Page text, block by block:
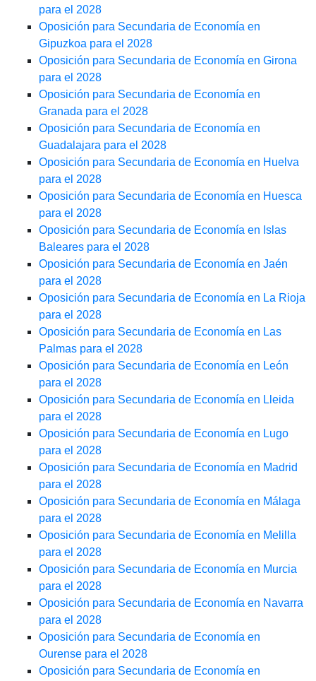
para el 2028
Oposición para Secundaria de Economía en
Gipuzkoa para el 2028
Oposición para Secundaria de Economía en Girona
para el 2028
Oposición para Secundaria de Economía en
Granada para el 2028
Oposición para Secundaria de Economía en
Guadalajara para el 2028
Oposición para Secundaria de Economía en Huelva
para el 2028
Oposición para Secundaria de Economía en Huesca
para el 2028
Oposición para Secundaria de Economía en Islas
Baleares para el 2028
Oposición para Secundaria de Economía en Jaén
para el 2028
Oposición para Secundaria de Economía en La Rioja
para el 2028
Oposición para Secundaria de Economía en Las
Palmas para el 2028
Oposición para Secundaria de Economía en León
para el 2028
Oposición para Secundaria de Economía en Lleida
para el 2028
Oposición para Secundaria de Economía en Lugo
para el 2028
Oposición para Secundaria de Economía en Madrid
para el 2028
Oposición para Secundaria de Economía en Málaga
para el 2028
Oposición para Secundaria de Economía en Melilla
para el 2028
Oposición para Secundaria de Economía en Murcia
para el 2028
Oposición para Secundaria de Economía en Navarra
para el 2028
Oposición para Secundaria de Economía en
Ourense para el 2028
Oposición para Secundaria de Economía en